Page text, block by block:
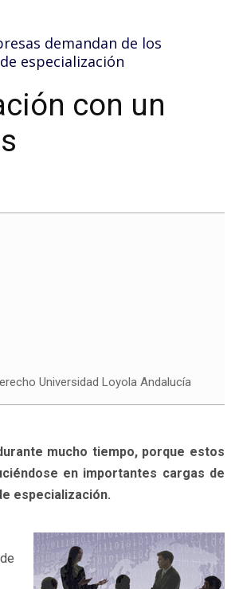
demandan de los
especialización
con un
Universidad Loyola Andalucía
mucho tiempo, porque estos
en importantes cargas de
especialización.